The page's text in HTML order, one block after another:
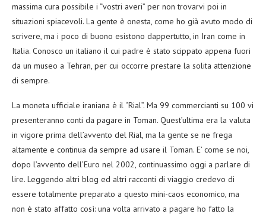
massima cura possibile i “vostri averi” per non trovarvi poi in
situazioni spiacevoli. La gente è onesta, come ho già avuto modo di
scrivere, ma i poco di buono esistono dappertutto, in Iran come in
Italia. Conosco un italiano il cui padre è stato scippato appena fuori
da un museo a Tehran, per cui occorre prestare la solita attenzione
di sempre.
La moneta ufficiale iraniana è il “Rial”. Ma 99 commercianti su 100 vi
presenteranno conti da pagare in Toman. Quest’ultima era la valuta
in vigore prima dell’avvento del Rial, ma la gente se ne frega
altamente e continua da sempre ad usare il Toman. E’ come se noi,
dopo l’avvento dell’Euro nel 2002, continuassimo oggi a parlare di
lire. Leggendo altri blog ed altri racconti di viaggio credevo di
essere totalmente preparato a questo mini-caos economico, ma
non è stato affatto così: una volta arrivato a pagare ho fatto la